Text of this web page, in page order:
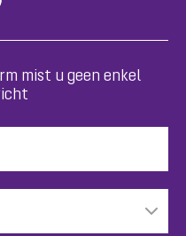
mist u geen enkel